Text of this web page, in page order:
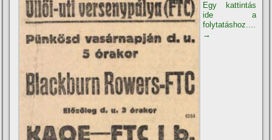
Egy kattintás
ide a
folytatáshoz....
→